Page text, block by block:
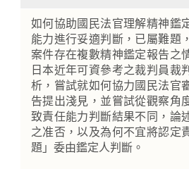
如何協助國民法官理解精神鑑
能力進行妥適判斷，已屬難題
案件存在複數精神鑑定報告之
日本近年可資參考之裁判員裁
析，嘗試就如何協力國民法官
告提出淺見，並嘗試從觀察角
致責任能力判斷結果不同，論
之准否，以及為何不宜將認定
題」委由鑑定人判斷。